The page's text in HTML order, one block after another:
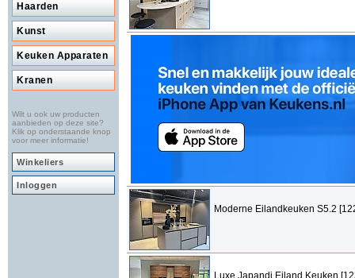
Haarden
Kunst
Keuken Apparaten
Kranen
Wilt u ook uw producten
aanbieden op deze site?
Klik op onderstaande knop
voor meer informatie!
Winkeliers
Inloggen
Moderne Eilandkeuken S5.2
Luxe Japandi Eiland Keuken